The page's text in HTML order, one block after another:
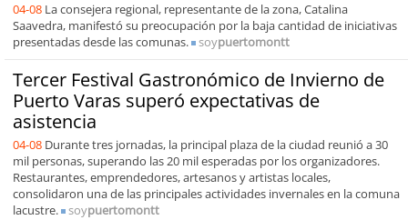
04-08 La consejera regional, representante de la zona, Catalina
Saavedra, manifestó su preocupación por la baja cantidad de iniciativas
presentadas desde las comunas.
soypuertomontt
Tercer Festival Gastronómico de Invierno de
Puerto Varas superó expectativas de
asistencia
04-08 Durante tres jornadas, la principal plaza de la ciudad reunió a 30
mil personas, superando las 20 mil esperadas por los organizadores.
Restaurantes, emprendedores, artesanos y artistas locales,
consolidaron una de las principales actividades invernales en la comuna
lacustre.
soypuertomontt